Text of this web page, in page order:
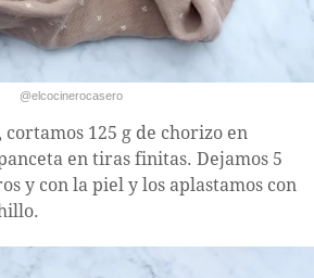
@elcocinerocasero
cortamos 125 g de chorizo en
en tiras finitas. Dejamos 5
y con la piel y los aplastamos con